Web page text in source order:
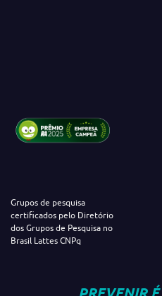
Grupos de pesquisa
certificados pelo Diretório
dos Grupos de Pesquisa no
Brasil Lattes CNPq